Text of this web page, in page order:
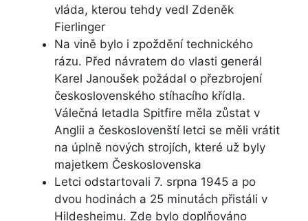
vláda, kterou tehdy vedl Zdeněk
Fierlinger
Na vině bylo i zpoždění technického
rázu. Před návratem do vlasti generál
Karel Janoušek požádal o přezbrojení
československého stíhacího křídla.
Válečná letadla Spitfire měla zůstat v
Anglii a českoslovenští letci se měli vrátit
na úplně nových strojích, které už byly
majetkem Československa
Letci odstartovali 7. srpna 1945 a po
dvou hodinách a 25 minutách přistáli v
Hildesheimu. Zde bylo doplňováno